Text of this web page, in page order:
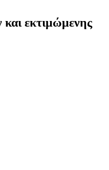
και εκτιμώμενης